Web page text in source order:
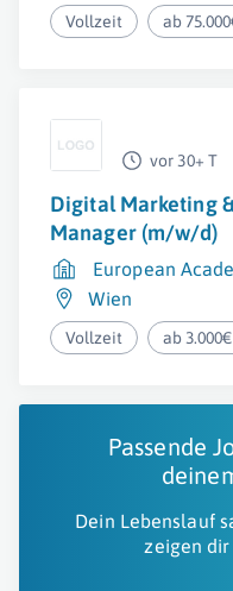
Vollzeit ab
vor 30+ T
Digital Marketing
Manager (m/w/d)
European
Wien
Vollzeit ab
Passende
Dein Lebenslauf
zeigen